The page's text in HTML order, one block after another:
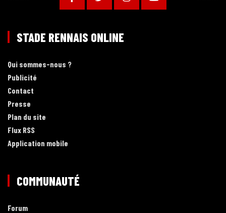
STADE RENNAIS ONLINE
Qui sommes-nous ?
Publicité
Contact
Presse
Plan du site
Flux RSS
Application mobile
COMMUNAUTÉ
Forum